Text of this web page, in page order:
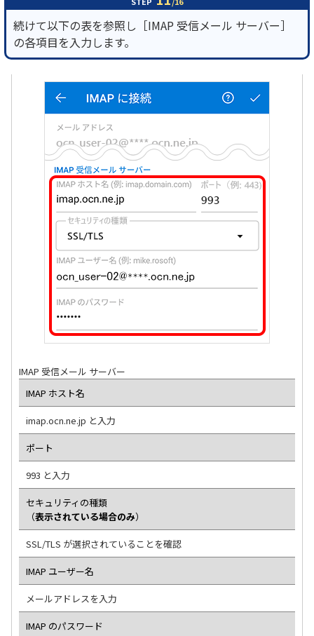
続けて以下の表を参照し［IMAP 受信メール サーバー］
の各項目を入力します。
IMAP 受信メール サーバー
IMAP ホスト名
imap.ocn.ne.jp と入力
ポート
993 と入力
セキュリティの種類
（表示されている場合のみ）
SSL/TLS が選択されていることを確認
IMAP ユーザー名
メールアドレスを入力
IMAP のパスワード